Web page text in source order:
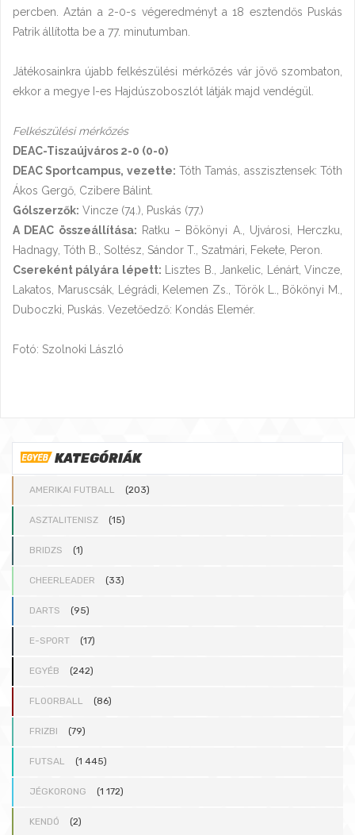
percben. Aztán a 2-0-s végeredményt a 18 esztendős Puskás
Patrik állította be a 77. minutumban.
Játékosainkra újabb felkészülési mérkőzés vár jövő szombaton,
ekkor a megye I-es Hajdúszoboszlót látják majd vendégül.
Felkészülési mérkőzés
DEAC-Tiszaújváros 2-0 (0-0)
DEAC Sportcampus, vezette: Tóth Tamás, asszisztensek: Tóth
Ákos Gergő, Czibere Bálint.
Gólszerzők: Vincze (74.), Puskás (77.)
A DEAC összeállítása: Ratku – Bökönyi A., Ujvárosi, Herczku,
Hadnagy, Tóth B., Soltész, Sándor T., Szatmári, Fekete, Peron.
Csereként pályára lépett: Lisztes B., Jankelic, Lénárt, Vincze,
Lakatos, Maruscsák, Légrádi, Kelemen Zs., Török L., Bökönyi M.,
Duboczki, Puskás. Vezetőedző: Kondás Elemér.
Fotó: Szolnoki László
KATEGÓRIÁK
AMERIKAI FUTBALL (203)
ASZTALITENISZ (15)
BRIDZS (1)
CHEERLEADER (33)
DARTS (95)
E-SPORT (17)
EGYÉB (242)
FLOORBALL (86)
FRIZBI (79)
FUTSAL (1 445)
JÉGKORONG (1 172)
KENDÓ (2)